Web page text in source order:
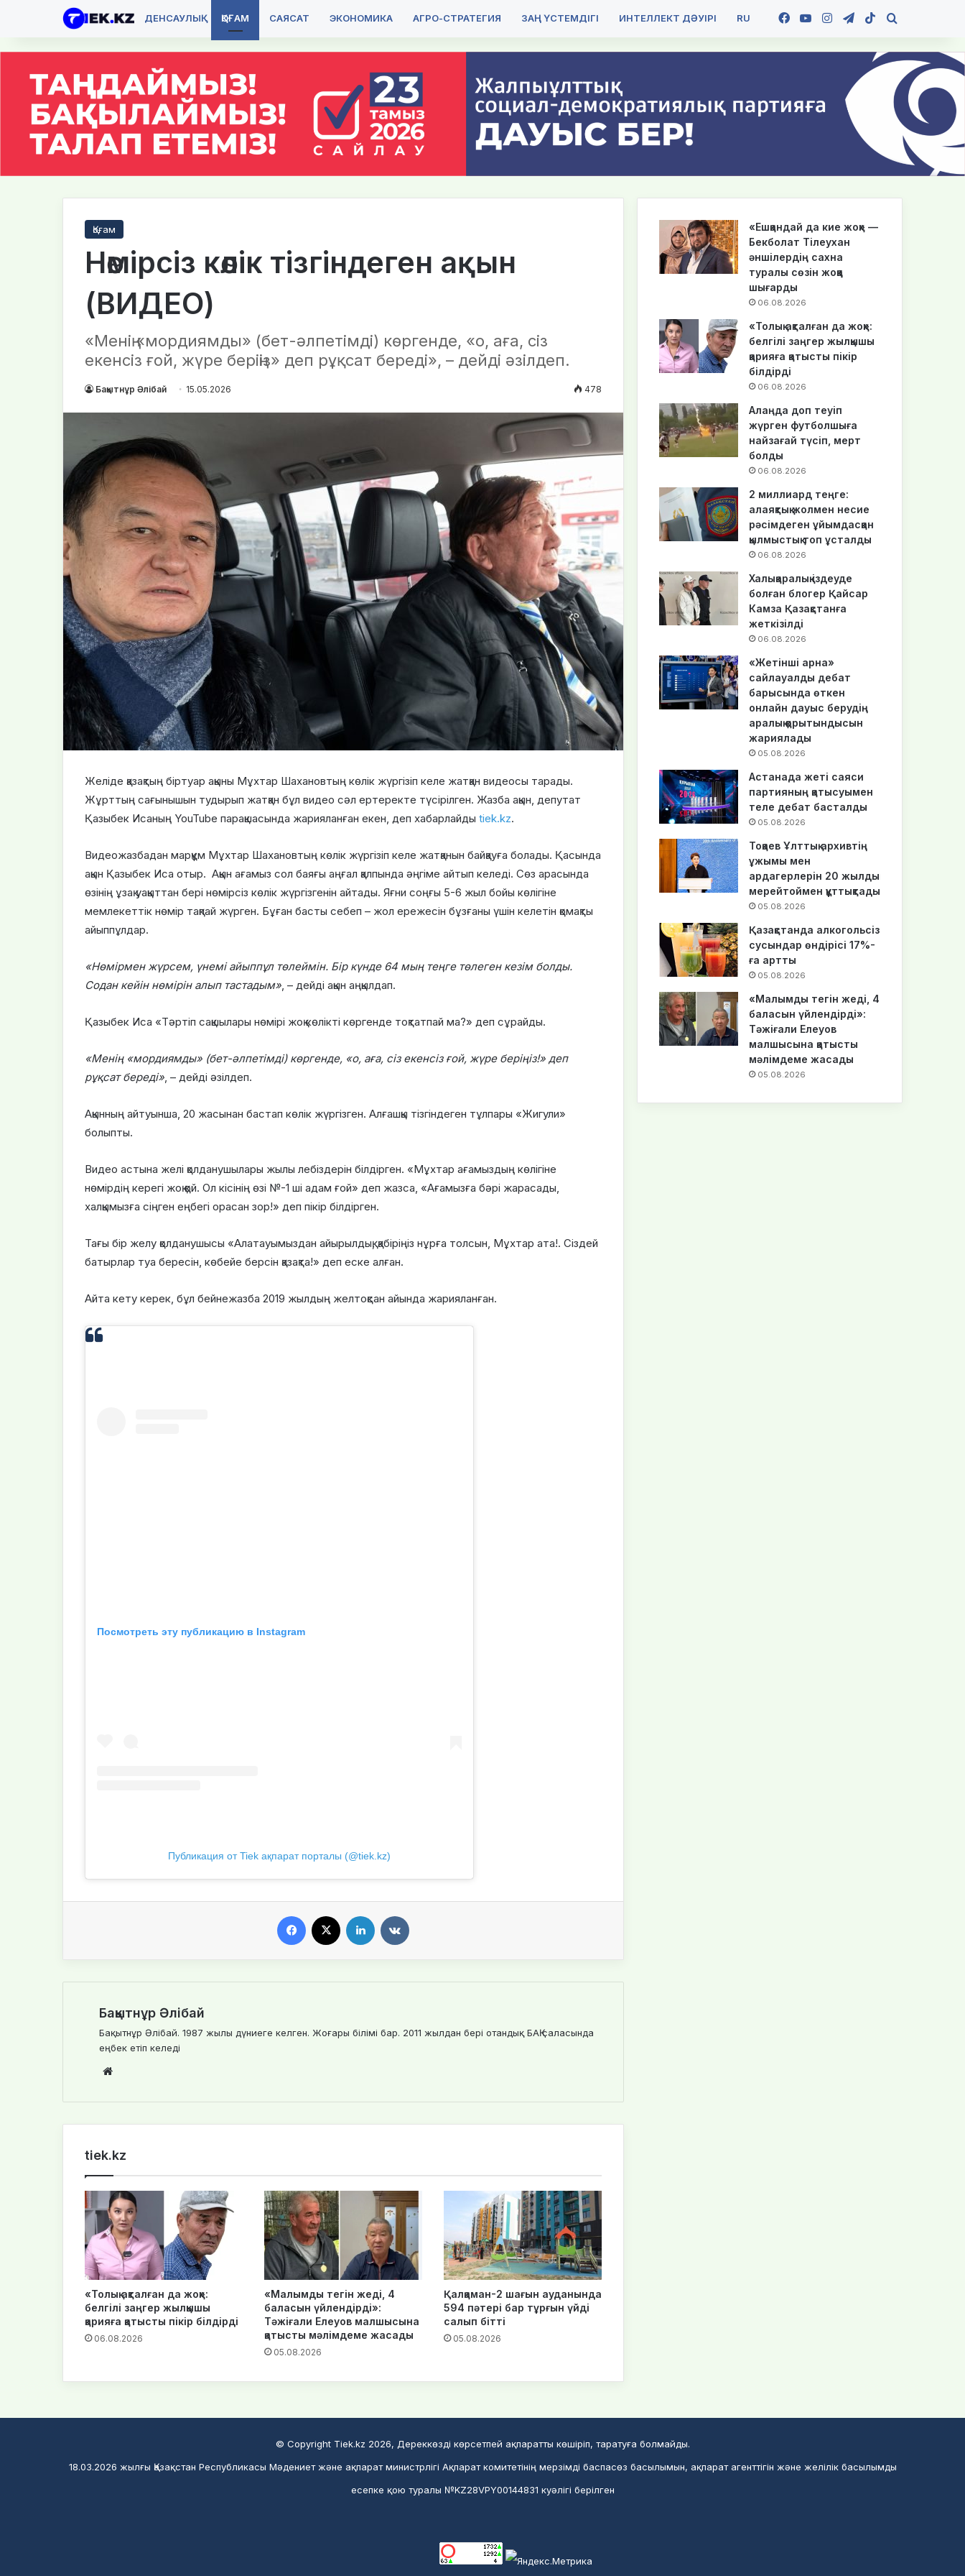
ДЕНСАУЛЫҚ ҚОҒАМ САЯСАТ ЭКОНОМИКА АГРО-СТРАТЕГИЯ ЗАҢ ҮСТЕМДІГІ ИНТЕЛЛЕКТ ДӘУІРІ RU Facebook
YouTubeInstagramTelegram
TikTok
Қоғам
Нөмірсіз көлік тізгіндеген ақын
(ВИДЕО)
«Менің «мордиямды» (бет-әлпетімді) көргенде, «о, аға, сіз
екенсіз ғой, жүре беріңіз» деп рұқсат береді», – дейді әзілдеп.
Бақытнұр Әлібай 15.05.2026 478
Желіде қазақтың біртуар ақыны Мұхтар Шахановтың көлік жүргізіп келе жатқан видеосы тарады.
Жұрттың сағынышын тудырып жатқан бұл видео сәл ертеректе түсірілген. Жазба ақын, депутат
Қазыбек Исаның YouTube парақшасында жарияланған екен, деп хабарлайды tiek.kz.
Видеожазбадан марқұм Мұхтар Шахановтың көлік жүргізіп келе жатқанын байқауға болады. Қасында
ақын Қазыбек Иса отыр. Ақын ағамыз сол баяғы аңғал қалпында әңгіме айтып келеді. Сөз арасында
өзінің ұзақ уақыттан бері нөмірсіз көлік жүргізгенін айтады. Яғни соңғы 5-6 жыл бойы көлігіне
мемлекеттік нөмір тақпай жүрген. Бұған басты себеп – жол ережесін бұзғаны үшін келетін қомақты
айыппұлдар.
«Нөмірмен жүрсем, үнемі айыппұл төлеймін. Бір күнде 64 мың теңге төлеген кезім болды.
Содан кейін нөмірін алып тастадым» , – дейді ақын аңқылдап.
Қазыбек Иса «Тәртіп сақшылары нөмірі жоқ көлікті көргенде тоқтатпай ма?» деп сұрайды.
«Менің «мордиямды» (бет-әлпетімді) көргенде, «о, аға, сіз екенсіз ғой, жүре беріңіз!» деп
рұқсат береді» , – дейді әзілдеп.
Ақынның айтуынша, 20 жасынан бастап көлік жүргізген. Алғашқы тізгіндеген тұлпары «Жигули»
болыпты.
Видео астына желі қолданушылары жылы лебіздерін білдірген. «Мұхтар ағамыздың көлігіне
нөмірдің керегі жоқ қой. Ол кісінің өзі №-1 ші адам ғой» деп жазса, «Ағамызға бәрі жарасады,
халқымызға сіңген еңбегі орасан зор!» деп пікір білдірген.
Тағы бір желу қолданушысы «Алатауымыздан айырылдық, қабіріңіз нұрға толсын, Мұхтар ата!. Сіздей
батырлар туа бересін, көбейе берсін қазақта!» деп еске алған.
Айта кету керек, бұл бейнежазба 2019 жылдың желтоқсан айында жарияланған.
Посмотреть эту публикацию в Instagram
Публикация от Tiek ақпарат порталы (@tiek.kz)
Бақытнұр Әлібай
Бақытнұр Әлібай. 1987 жылы дүниеге келген. Жоғары білімі бар. 2011 жылдан бері отандық БАҚ саласында
еңбек етіп келеді
te
tiek.kz
«Толық ақталған да жоқ»:
белгілі заңгер жылқышы
қарияға қатысты пікір білдірді
06.08.2026
«Малымды тегін жеді, 4
баласын үйлендірді»:
Тәжіғали Елеуов малшысына
қатысты мәлімдеме жасады
05.08.2026
Қалқаман-2 шағын ауданында
594 пәтері бар тұрғын үйді
салып бітті
05.08.2026
«Ешқандай да кие жоқ» —
Бекболат Тілеухан
әншілердің сахна
туралы сөзін жоққа
шығарды
06.08.2026
«Толық ақталған да жоқ»:
белгілі заңгер жылқышы
қарияға қатысты пікір
білдірді
06.08.2026
Алаңда доп теуіп
жүрген футболшыға
найзағай түсіп, мерт
болды
06.08.2026
2 миллиард теңге:
алаяқтық жолмен несие
рәсімдеген ұйымдасқан
қылмыстық топ ұсталды
06.08.2026
Халықаралық іздеуде
болған блогер Қайсар
Камза Қазақстанға
жеткізілді
06.08.2026
«Жетінші арна»
сайлауалды дебат
барысында өткен
онлайн дауыс берудің
аралық қорытындысын
жариялады
05.08.2026
Астанада жеті саяси
партияның қатысуымен
теле дебат басталды
05.08.2026
Тоқаев Ұлттық архивтің
ұжымы мен
ардагерлерін 20 жылдық
мерейтоймен құттықтады
05.08.2026
Қазақстанда алкогольсіз
сусындар өндірісі 17%-
ға артты
05.08.2026
«Малымды тегін жеді, 4
баласын үйлендірді»:
Тәжіғали Елеуов
малшысына қатысты
мәлімдеме жасады
05.08.2026
© Copyright Tiek.kz 2026, Дереккөзді көрсетпей ақпаратты көшіріп, таратуға болмайды.
18.03.2026 жылғы Қазақстан Республикасы Мәдениет және ақпарат министрлігі Ақпарат комитетінің мерзімді баспасөз басылымын, ақпарат агенттігін және желілік басылымды
есепке қою туралы №KZ28VPY00144831 куәлігі берілген